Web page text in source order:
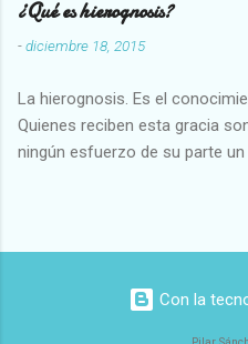
Evidente-Probable,etc b)
malvado Justo-Injusto
Armonioso-Inarmonioso 4
¿Qué es hierognosis?
-diciembre 18, 2015
La hierognosis. Es el
Quienes reciben esta gracia
ningún esfuerzo de su parte un
Con la